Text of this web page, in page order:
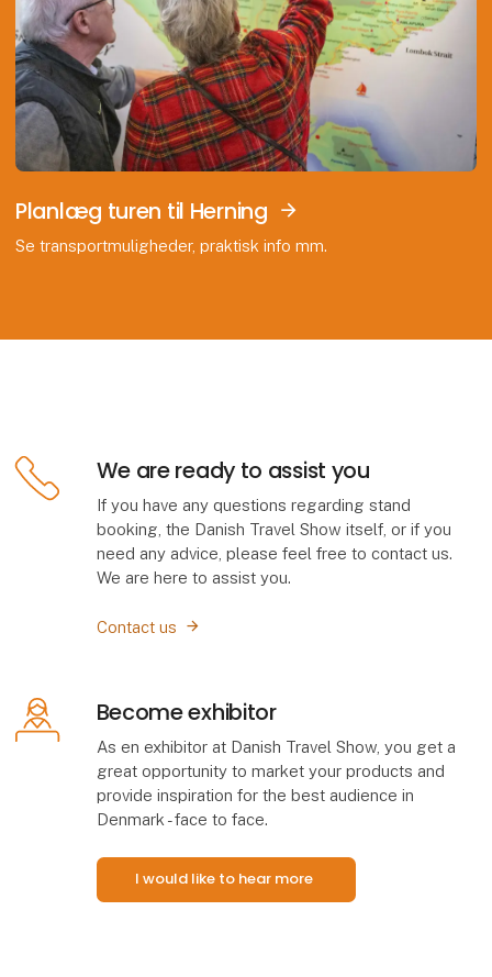
Planlæg turen til Herning
Se transportmuligheder, praktisk info mm.
We are ready to assist you
If you have any questions regarding stand
booking, the Danish Travel Show itself, or if you
need any advice, please feel free to contact us.
We are here to assist you.
Contact us
Become exhibitor
As en exhibitor at Danish Travel Show, you get a
great opportunity to market your products and
provide inspiration for the best audience in
Denmark - face to face.
I would like to hear more